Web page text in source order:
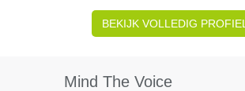
BEKIJK VOLLEDIG PROFIEL
Mind The Voice